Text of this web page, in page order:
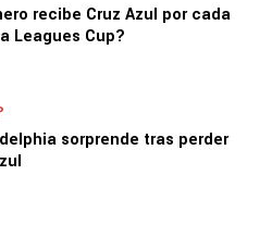
recibe Cruz Azul por cada
Leagues Cup?
sorprende tras perder